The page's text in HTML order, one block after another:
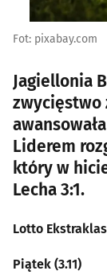
Fot: pixabay.com
Jagiellonia
zwycięstwo
Liderem
który w
Lecha 3:1.
Lotto
Piątek (3.11)